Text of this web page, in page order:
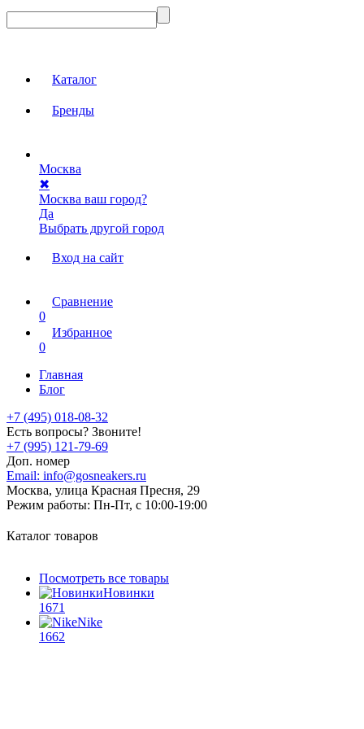
Каталог
Бренды
Москва
✖
Москва ваш город?
Да
Выбрать другой город
Вход на сайт
Сравнение
0
Избранное
0
Главная
Блог
+7 (495) 018-08-32
Есть вопросы? Звоните!
+7 (995) 121-79-69
Доп. номер
Email: info@gosneakers.ru
Москва, улица Красная Пресня, 29
Режим работы: Пн-Пт, с 10:00-19:00
Каталог товаров
Посмотреть все товары
Новинки
1671
Nike
1662